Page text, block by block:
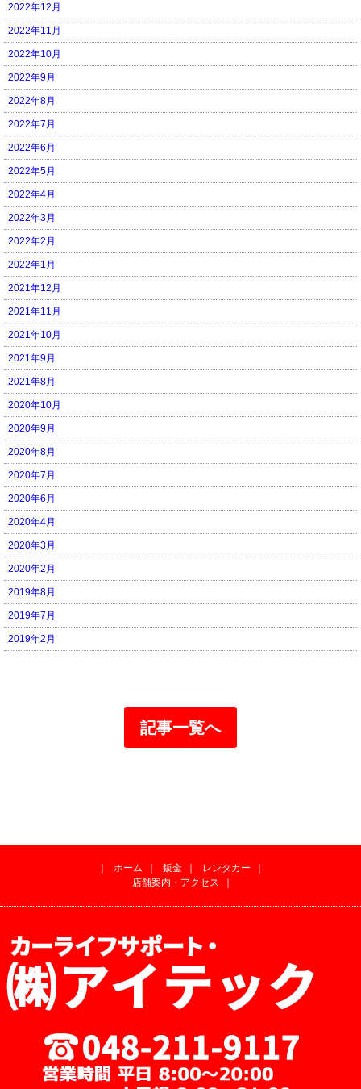
2022年12月
2022年11月
2022年10月
2022年9月
2022年8月
2022年7月
2022年6月
2022年5月
2022年4月
2022年3月
2022年2月
2022年1月
2021年12月
2021年11月
2021年10月
2021年9月
2021年8月
2020年10月
2020年9月
2020年8月
2020年7月
2020年6月
2020年4月
2020年3月
2020年2月
2019年8月
2019年7月
2019年2月
記事一覧へ
｜ ホーム ｜ 鈑金 ｜ レンタカー
｜
店舗案内・アクセス
｜